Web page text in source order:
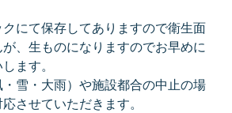
クにて保存してありますので衛生面
、生ものになりますのでお早めに
ます。
・雪・大雨）や施設都合の中止の場
させていただきます。